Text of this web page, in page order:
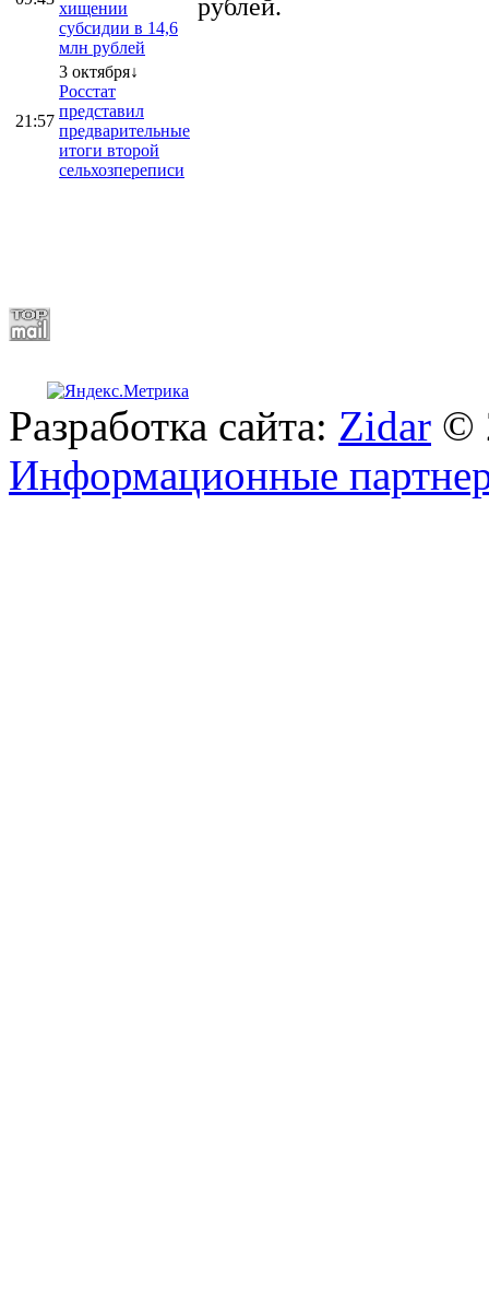
хищении
субсидии в 14,6
млн рублей
21:57
3 октября↓
Росстат
представил
предварительные
итоги второй
сельхозпереписи
рублей.
Разработка сайта: Zidar ©
Информационные